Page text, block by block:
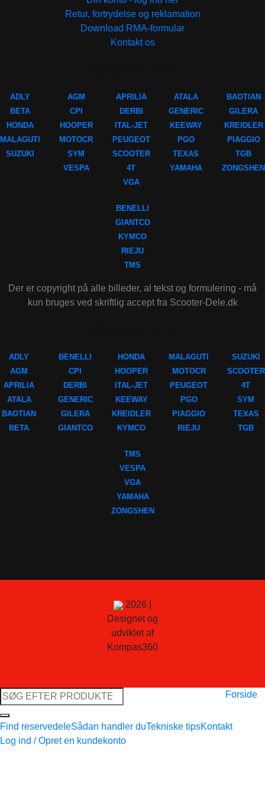
Retur, fortrydelse og reklamation
Download RMA-formular
Kontakt os
ADLY
BETA
HONDA
MALAGUTI
SUZUKI
AGM
CPI
HOOPER
MOTOCR
SYM
VESPA
APRILIA
DERBI
ITAL-JET
PEUGEOT
SCOOTER
4T
VGA
ATALA
GENERIC
KEEWAY
PGO
TEXAS
YAMAHA
BAOTIAN
GILERA
KREIDLER
PIAGGIO
TGB
ZONGSHEN
BENELLI
GIANTCO
KYMCO
RIEJU
TMS
Der er copyright på alle billeder, al tekst og formulering - må
kun bruges ved skriftlig accept fra Scooter-Dele.dk
ADLY
AGM
APRILIA
ATALA
BAOTIAN
BETA
BENELLI
CPI
DERBI
GENERIC
GILERA
GIANTCO
HONDA
HOOPER
ITAL-JET
KEEWAY
KREIDLER
KYMCO
MALAGUTI
MOTOCR
PEUGEOT
PGO
PIAGGIO
RIEJU
SUZUKI
SCOOTER
4T
SYM
TEXAS
TGB
TMS
VESPA
VGA
YAMAHA
ZONGSHEN
2026 |
Designet og
udviklet af
Kompas360
Søg
efter:
Forside
Find reservedeleSådan handler duTekniske tipsKontakt
Log ind / Opret en kundekonto